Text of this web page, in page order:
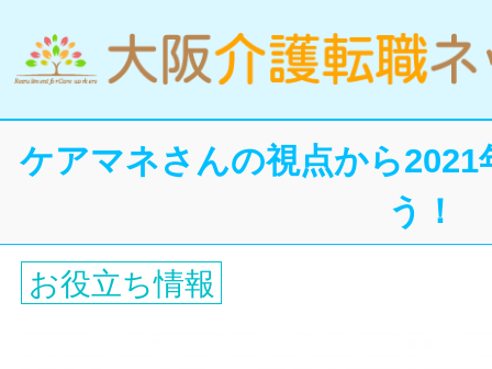
ケアマネさんの視点から
う！
お役立ち情報